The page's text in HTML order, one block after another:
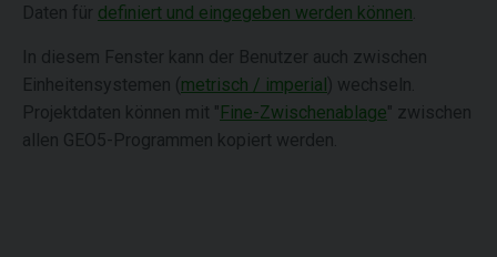
Daten für definiert und eingegeben werden können
In diesem Fenster kann der Benutzer auch zwischen
Einheitensystemen ( metrisch / imperial ) wechseln.
Projektdaten können mit " Fine-Zwischenablage" zwischen
allen GEO5-Programmen kopiert werden.